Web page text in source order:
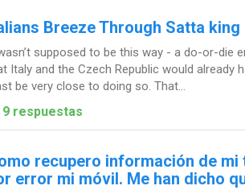
Breeze Through Satta
supposed to be this way - a do-or-die
Italy and the Czech Republic would already
be very close to doing so. That...
9 respuestas
recupero información de
error mi móvil. Me han dicho